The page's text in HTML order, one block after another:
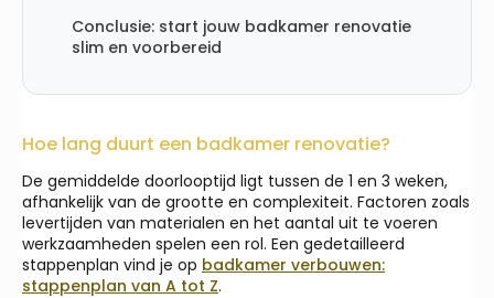
Conclusie: start jouw badkamer renovatie
slim en voorbereid
Hoe lang duurt een badkamer renovatie?
De gemiddelde doorlooptijd ligt tussen de 1 en 3 weken,
afhankelijk van de grootte en complexiteit. Factoren zoals
levertijden van materialen en het aantal uit te voeren
werkzaamheden spelen een rol. Een gedetailleerd
stappenplan vind je op badkamer verbouwen:
stappenplan van A tot Z.